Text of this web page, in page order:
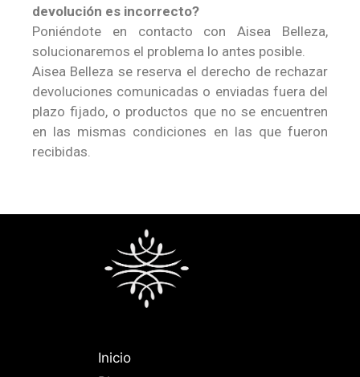
devolución es incorrecto?
Poniéndote en contacto con Aisea Belleza,
solucionaremos el problema lo antes posible.
Aisea Belleza se reserva el derecho de rechazar
devoluciones comunicadas o enviadas fuera del
plazo fijado, o productos que no se encuentren
en las mismas condiciones en las que fueron
recibidas.
Inicio